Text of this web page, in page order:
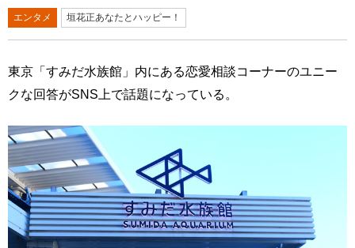
エンタメ 垣花正あなたとハッピー！
東京「すみだ水族館」内にある恋愛相談コーナーのユニー
クな回答がSNS上で話題になっている。